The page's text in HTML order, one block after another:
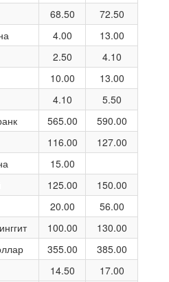
68.50
72.50
4.00
13.00
2.50
4.10
10.00
13.00
4.10
5.50
565.00
590.00
116.00
127.00
15.00
125.00
150.00
20.00
56.00
100.00
130.00
355.00
385.00
14.50
17.00